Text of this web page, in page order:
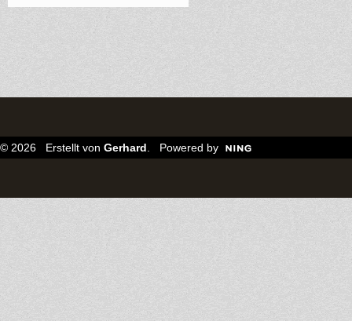
© 2026 Erstellt von Gerhard . Powered by